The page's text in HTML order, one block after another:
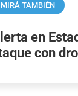
MIRÁ TAMBIÉN
en
con